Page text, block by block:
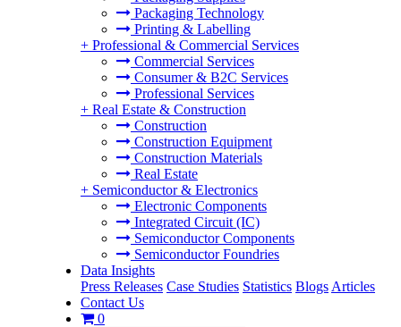
Packaging Technology
Printing & Labelling
+ Professional & Commercial Services
Commercial Services
Consumer & B2C Services
Professional Services
+ Real Estate & Construction
Construction
Construction Equipment
Construction Materials
Real Estate
+ Semiconductor & Electronics
Electronic Components
Integrated Circuit (IC)
Semiconductor Components
Semiconductor Foundries
Data Insights
Press Releases Case Studies Statistics Blogs Articles
Contact Us
0